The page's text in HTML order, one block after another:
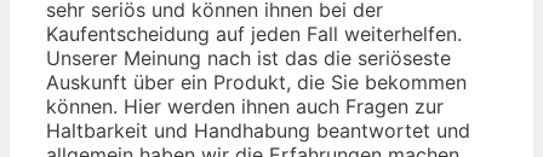
sehr seriös und können ihnen bei der
Kaufentscheidung auf jeden Fall weiterhelfen.
Unserer Meinung nach ist das die seriöseste
Auskunft über ein Produkt, die Sie bekommen
können. Hier werden ihnen auch Fragen zur
Haltbarkeit und Handhabung beantwortet und